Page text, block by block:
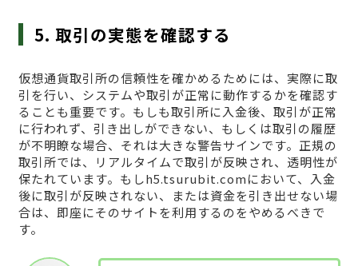
5. 取引の実態を確認する
仮想通貨取引所の信頼性を確かめるためには、実際に取
引を行い、システムや取引が正常に動作するかを確認す
ることも重要です。もしも取引所に入金後、取引が正常
に行われず、引き出しができない、もしくは取引の履歴
が不明瞭な場合、それは大きな警告サインです。正規の
取引所では、リアルタイムで取引が反映され、透明性が
保たれています。もしh5.tsurubit.comにおいて、入金
後に取引が反映されない、または資金を引き出せない場
合は、即座にそのサイトを利用するのをやめるべきで
す。